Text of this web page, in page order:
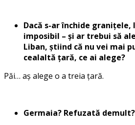
Dacă s-ar închide
imposibil – și ar trebui să
Liban, știind că nu vei mai
cealaltă țară, ce ai alege?
Păi… aș alege o a treia țară.
Germaia? Refuzată